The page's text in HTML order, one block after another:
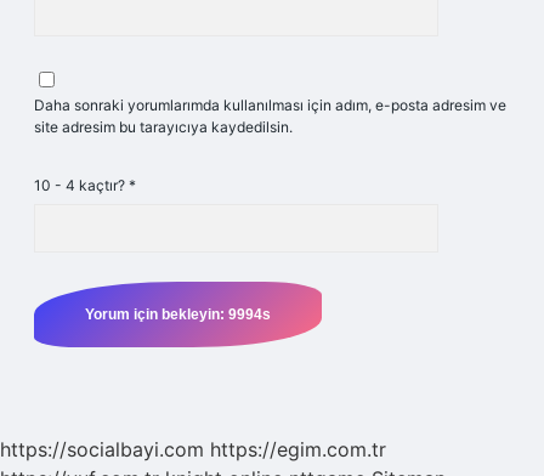
Daha sonraki yorumlarımda kullanılması için adım, e-posta adresim ve
site adresim bu tarayıcıya kaydedilsin.
10 - 4 kaçtır? *
https://socialbayi.com https://egim.com.tr